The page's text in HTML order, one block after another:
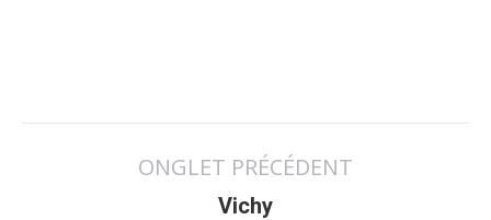
ONGLET PRÉCÉDENT
Onglet
Vichy